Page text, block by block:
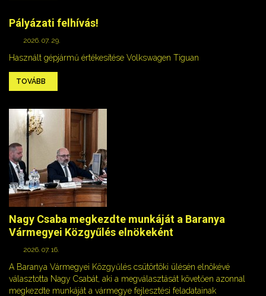
Pályázati felhívás!
2026. 07. 29.
Használt gépjármű értékesítése Volkswagen Tiguan
TOVÁBB
Nagy Csaba megkezdte munkáját a Baranya
Vármegyei Közgyűlés elnökeként
2026. 07. 16.
A Baranya Vármegyei Közgyűlés csütörtöki ülésén elnökévé
választotta Nagy Csabát, aki a megválasztását követően azonnal
megkezdte munkáját a vármegye fejlesztési feladatainak